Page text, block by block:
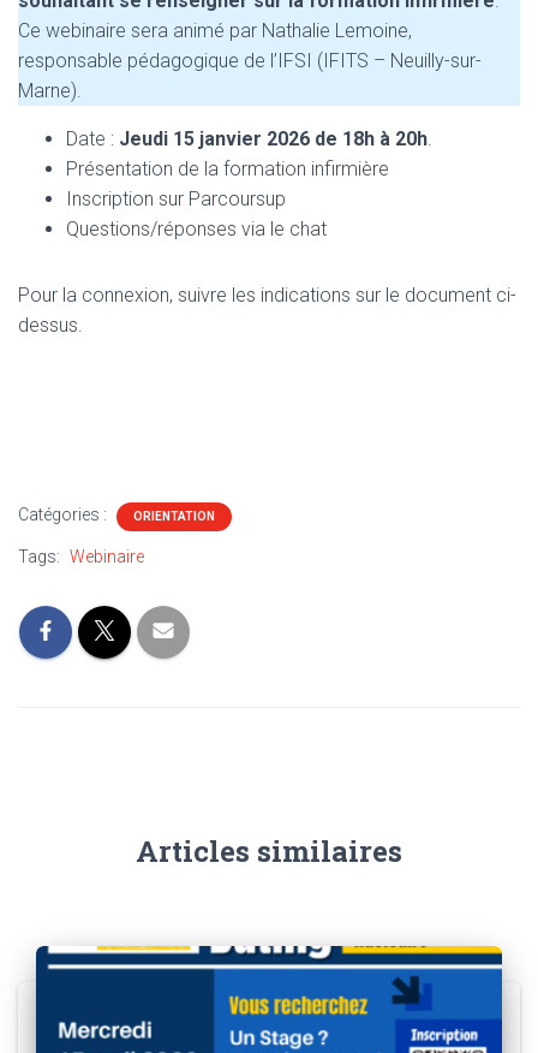
Ce webinaire sera animé par Nathalie Lemoine,
responsable pédagogique de l’IFSI (IFITS – Neuilly-sur-
Marne).
Date : Jeudi 15 janvier 2026 de 18h à 20h.
Présentation de la formation infirmière
Inscription sur Parcoursup
Questions/réponses via le chat
Pour la connexion, suivre les indications sur le document ci-
dessus.
Catégories : ORIENTATION
Tags: Webinaire
Articles similaires